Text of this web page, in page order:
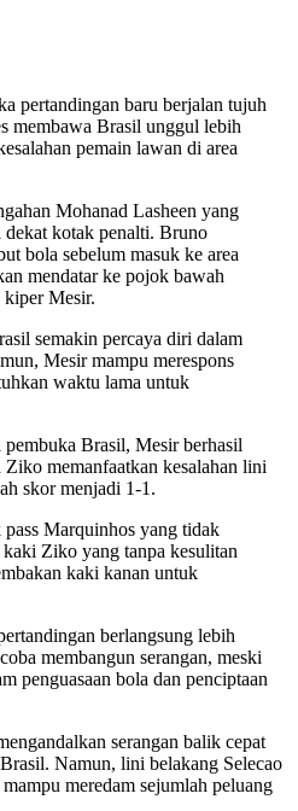
pertandingan baru berjalan tujuh
membawa Brasil unggul lebih
pemain lawan di area
Mohanad Lasheen yang
dekat kotak penalti. Bruno
bola sebelum masuk ke area
mendatar ke pojok bawah
kiper Mesir.
semakin percaya diri dalam
Mesir mampu merespons
waktu lama untuk
Brasil, Mesir berhasil
memanfaatkan kesalahan lini
skor menjadi 1-1.
Marquinhos yang tidak
Ziko yang tanpa kesulitan
kaki kanan untuk
berlangsung lebih
membangun serangan, meski
penguasaan bola dan penciptaan
serangan balik cepat
Namun, lini belakang Selecao
meredam sejumlah peluang